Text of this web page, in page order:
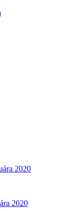
2020
2020